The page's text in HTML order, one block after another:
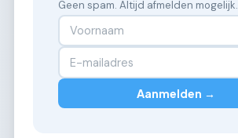
Geen spam. Altijd afmelden mogelijk.
Aanmelden →